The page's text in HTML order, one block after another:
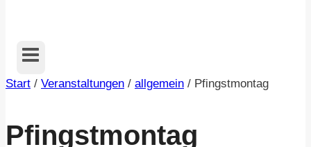
Start / Veranstaltungen / allgemein / Pfingstmontag
Pfingstmontag